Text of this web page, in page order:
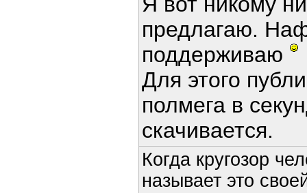
предлагаю.
поддерживаю
Для этого
полмега в
скачивается.
Когда кругозор
называет это